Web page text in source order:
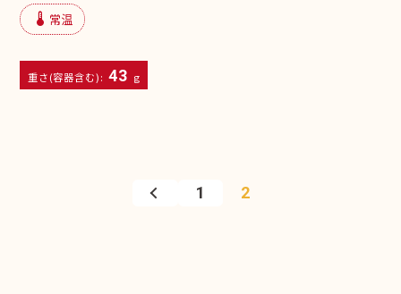
device_thermostat 常温
重さ(容器含む): 43 g
1 2